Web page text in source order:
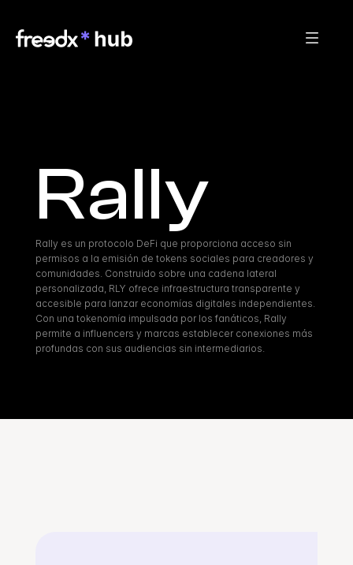
Rally
Rally es un protocolo DeFi que proporciona acceso sin
permisos a la emisión de tokens sociales para creadores y
comunidades. Construido sobre una cadena lateral
personalizada, RLY ofrece infraestructura transparente y
accesible para lanzar economías digitales independientes.
Con una tokenomía impulsada por los fanáticos, Rally
permite a influencers y marcas establecer conexiones más
profundas con sus audiencias sin intermediarios.